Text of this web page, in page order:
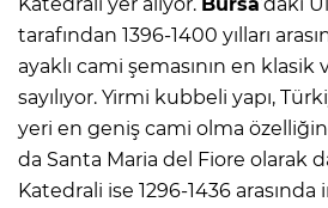
tarafından 1396-1400 yılları
ayaklı cami şemasının en klasik
sayılıyor. Yirmi kubbeli yapı,
yeri en geniş cami olma
da Santa Maria del Fiore olarak
Katedrali ise 1296-1436